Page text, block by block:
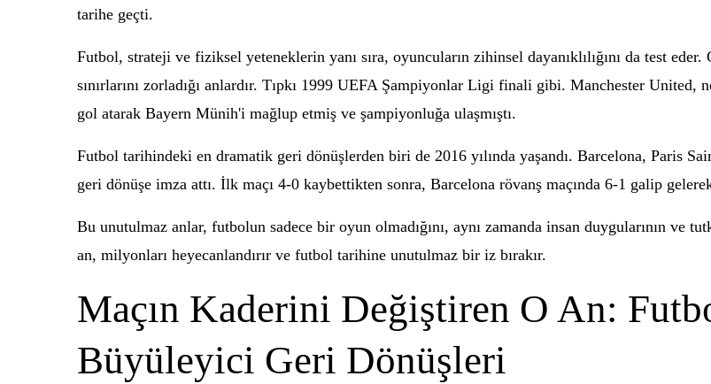
tarihe geçti.
Futbol, strateji ve fiziksel yeteneklerin yanı sıra, oyuncuların zihinsel dayanıklılığını da test
sınırlarını zorladığı anlardır. Tıpkı 1999 UEFA Şampiyonlar Ligi finali gibi. Manchester
gol atarak Bayern Münih'i mağlup etmiş ve şampiyonluğa ulaşmıştı.
Futbol tarihindeki en dramatik geri dönüşlerden biri de 2016 yılında yaşandı. Barcelona, Paris
geri dönüşe imza attı. İlk maçı 4-0 kaybettikten sonra, Barcelona rövanş maçında 6-1 galip
Bu unutulmaz anlar, futbolun sadece bir oyun olmadığını, aynı zamanda insan duygularının ve
an, milyonları heyecanlandırır ve futbol tarihine unutulmaz bir iz bırakır.
Maçın Kaderini Değiştiren O An:
Büyüleyici Geri Dönüşleri